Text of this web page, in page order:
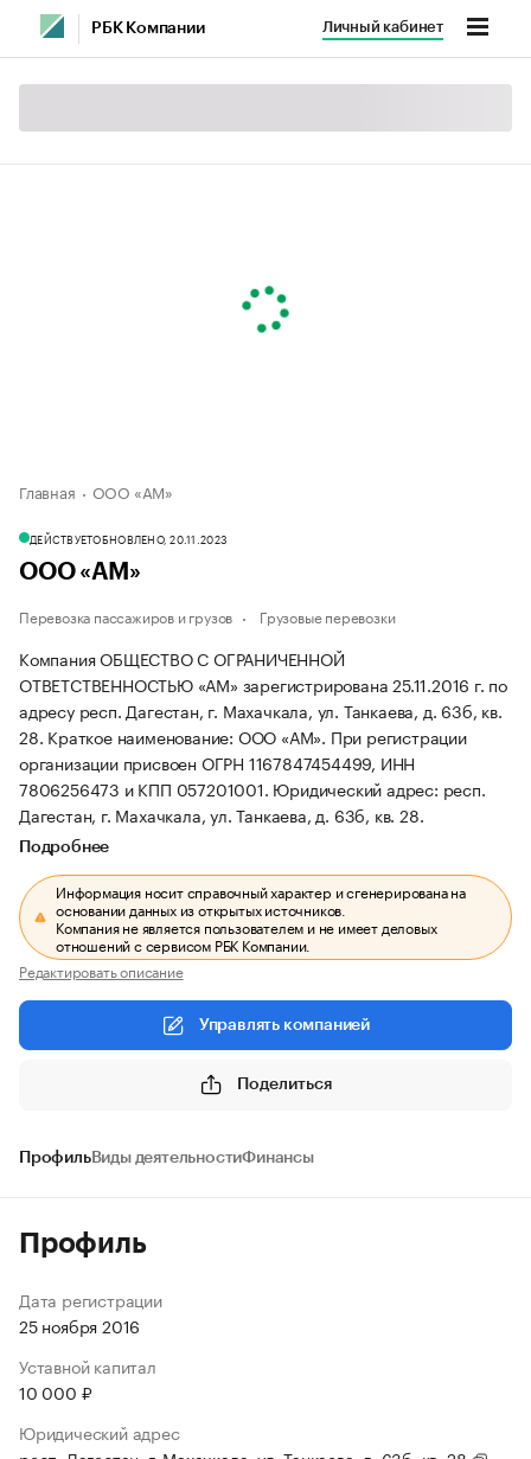
РБК Компании Личный кабинет
Главная ООО «АМ»
ДЕЙСТВУЕТОБНОВЛЕНО, 20.11.2023
ООО «АМ»
Перевозка пассажиров и грузов Грузовые перевозки
Компания ОБЩЕСТВО С ОГРАНИЧЕННОЙ
ОТВЕТСТВЕННОСТЬЮ «АМ» зарегистрирована 25.11.2016 г. по
адресу респ. Дагестан, г. Махачкала, ул. Танкаева, д. 63б, кв.
28. Краткое наименование: ООО «АМ». При регистрации
организации присвоен ОГРН 1167847454499, ИНН
7806256473 и КПП 057201001. Юридический адрес: респ.
Дагестан, г. Махачкала, ул. Танкаева, д. 63б, кв. 28.
Подробнее
Информация носит справочный характер и сгенерирована на
основании данных из открытых источников.
Компания не является пользователем и не имеет деловых
отношений с сервисом РБК Компании.
Редактировать описание
Управлять компанией
Поделиться
ПрофильВиды деятельностиФинансы
Профиль
Дата регистрации
25 ноября 2016
Уставной капитал
10 000 ₽
Юридический адрес